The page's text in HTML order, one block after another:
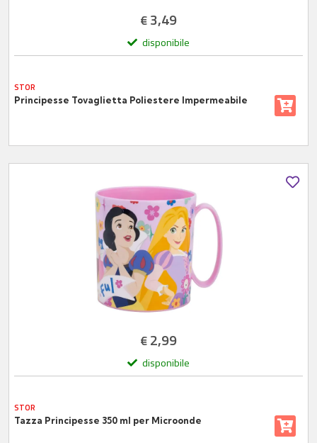
€3,49
disponibile
STOR
Principesse Tovaglietta Poliestere Impermeabile
€2,99
disponibile
STOR
Tazza Principesse 350 ml per Microonde